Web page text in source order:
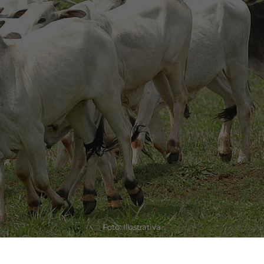
Foto: Ilustrativa